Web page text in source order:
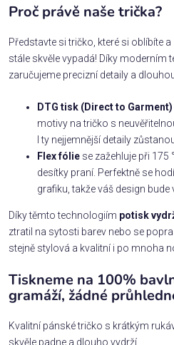
Proč právě naše trička?
Představte si tričko, které si oblíbíte
stále skvěle vypadá! Díky moderním
zaručujeme precizní detaily a
DTG tisk (Direct to Garment)
motivy na tričko s
I ty nejjemnější detaily
Flex fólie se zažehluje při 175
desítky praní. Perfektně se
grafiku, takže váš design bude
Díky těmto technologiím potisk
ztratil na sytosti barev nebo se
stejně stylová a kvalitní i po mnoha
Tiskneme na 100%
gramáží, žádné
Kvalitní pánské tričko s krátkým
skvěle padne a dlouho vydrží.